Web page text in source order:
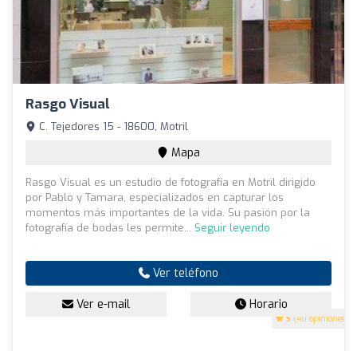
Rasgo Visual
5 (40 opiniones)
C. Tejedores 15 - 18600, Motril
Mapa
Rasgo Visual es un estudio de fotografía en Motril dirigido
por Pablo y Tamara, especializados en capturar los
momentos más importantes de la vida. Su pasión por la
fotografía de bodas les permite... Seguir leyendo
Ver teléfono
Ver e-mail Horario